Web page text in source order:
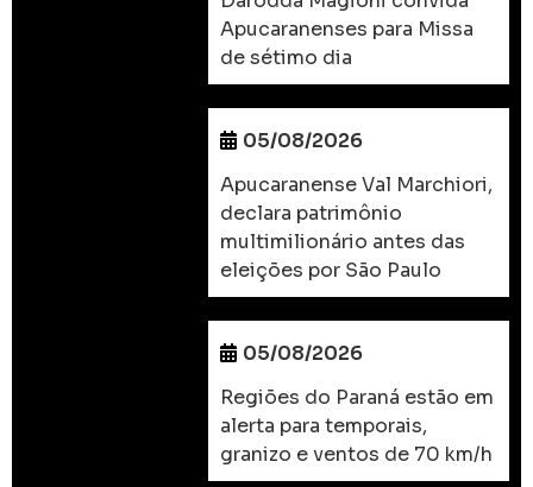
Apucaranenses para Missa
de sétimo dia
05/08/2026
Apucaranense Val Marchiori,
declara patrimônio
multimilionário antes das
eleições por São Paulo
05/08/2026
Regiões do Paraná estão em
alerta para temporais,
granizo e ventos de 70 km/h